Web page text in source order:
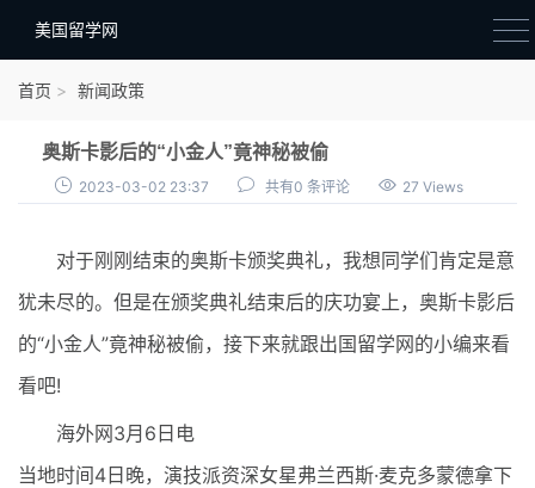
美国留学网
院校选择
材料准备
留学生活
首页 新闻政策
奥斯卡影后的“小金人”竟神秘被偷
2023-03-02 23:37 共有0 条评论 27 Views
对于刚刚结束的奥斯卡颁奖典礼，我想同学们肯定是意
犹未尽的。但是在颁奖典礼结束后的庆功宴上，奥斯卡影后
的“小金人”竟神秘被偷，接下来就跟出国留学网的小编来看
看吧!
海外网3月6日电
当地时间4日晚，演技派资深女星弗兰西斯·麦克多蒙德拿下